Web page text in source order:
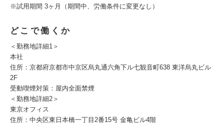
※試用期間 3ヶ月（期間中、労働条件に変更なし）
どこで働くか
＜勤務地詳細1＞
本社
住所：京都府京都市中京区烏丸通六角下ル七観音町638 東洋烏丸ビル
2F
受動喫煙対策：屋内全面禁煙
＜勤務地詳細2＞
東京オフィス
住所：中央区東日本橋一丁目2番15号 金亀ビル4階